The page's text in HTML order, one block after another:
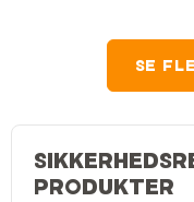
SE
PRODUKTER